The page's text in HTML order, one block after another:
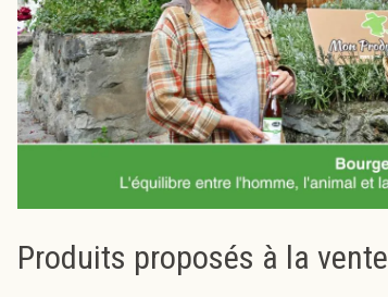
Produits proposés à la vente